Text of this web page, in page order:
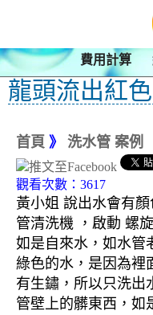
費用計算
龍頭流出紅
首頁 》 洗水管 案例
觀看次數：3617
黃小姐 說出水會有
管清洗機 ，啟動 螺
如是自來水，如水管
綠色的水，是因為裡
有生鏽，所以只洗出
管壁上的髒東西，如